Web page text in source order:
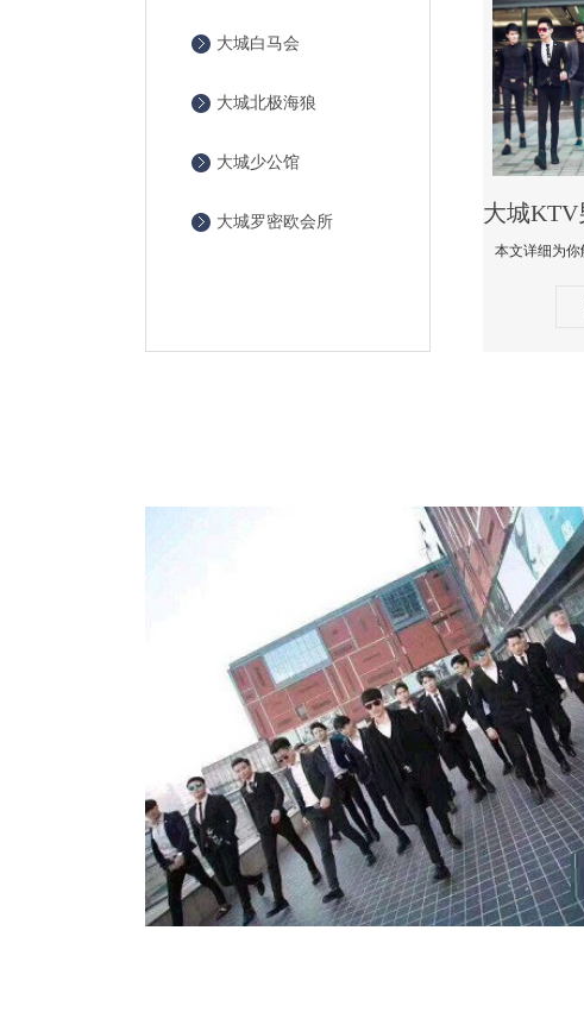
大城白马会
大城北极海狼
大城少公馆
大城罗密欧会所